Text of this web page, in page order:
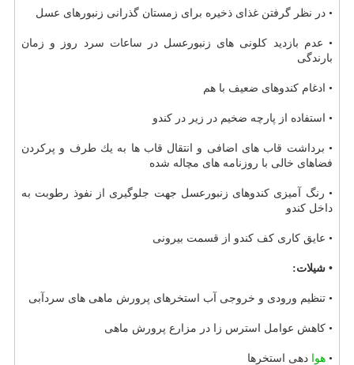
• در نظر گرفتن غذای ذخیره برای زمستان گذرانی زنبورهای عسل
• عدم بازدید كلونی های زنبورعسل در ساعات سرد روز و زمان
بارندگی
• ادغام كندوهای ضعیف با هم
• استفاده از پارچه ضخیم در زیر در كندو
• برداشت قاب های اضافی و انتقال قاب ها به یك طرف و پركردن
فضاهای خالی با روزنامه های مچاله شده
• رنگ آمیزی كندوهای زنبورعسل جهت جلوگیری از نفوذ رطوبت به
داخل كندو
• عایق كاری كف كندو از قسمت بیرونی
• شیلات:
• تنظیم ورودی و خروجی آب استخرهای پرورش ماهی های سردآبی
• كاهش عوامل استرس زا در مزارع پرورش ماهی
• هوا دهی استخرها